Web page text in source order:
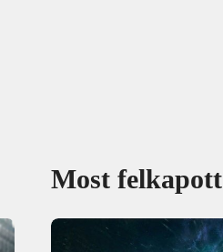
Most felkapott